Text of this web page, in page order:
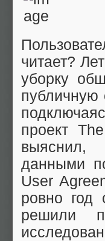
читает?
уборку
публичную
проект
выяснил,
данными
User
ровно год
решили